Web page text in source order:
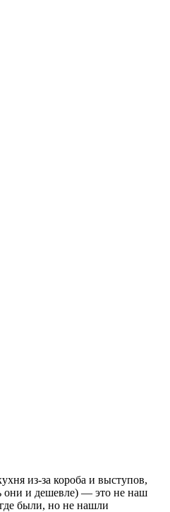
из-за короба и выступов,
они и дешевле) — это не наш
были, но не нашли